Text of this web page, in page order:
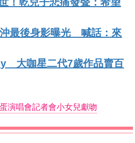
最後身影曝光 喊話：來
大咖星二代7歲作品賣百
演唱會記者會小女兒獻吻